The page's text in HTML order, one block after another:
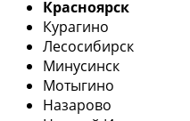
Красноярск
Курагино
Лесосибирск
Минусинск
Мотыгино
Назарово